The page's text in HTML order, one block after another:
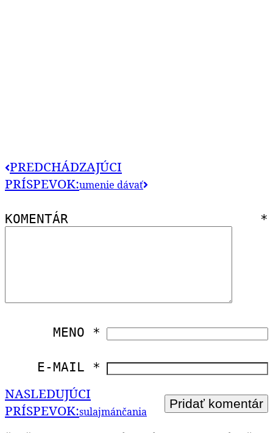
KOMENTÁR *
MENO *
E-MAIL *
PREDCHÁDZAJÚCI
PRÍSPEVOK:umenie dávať
NASLEDUJÚCI
PRÍSPEVOK:sulajmánčania